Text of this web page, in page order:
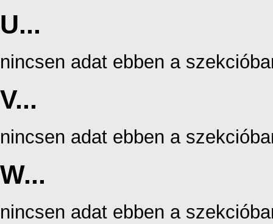
U...
nincsen adat ebben a
V...
nincsen adat ebben a
W...
nincsen adat ebben a